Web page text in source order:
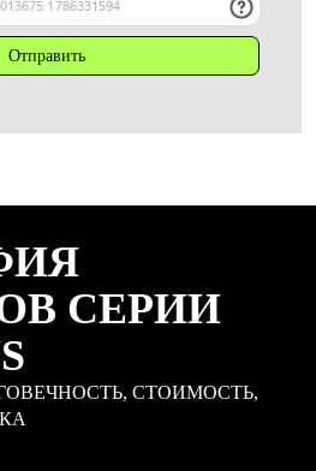
СЕРИИ
СТОИМОСТЬ,